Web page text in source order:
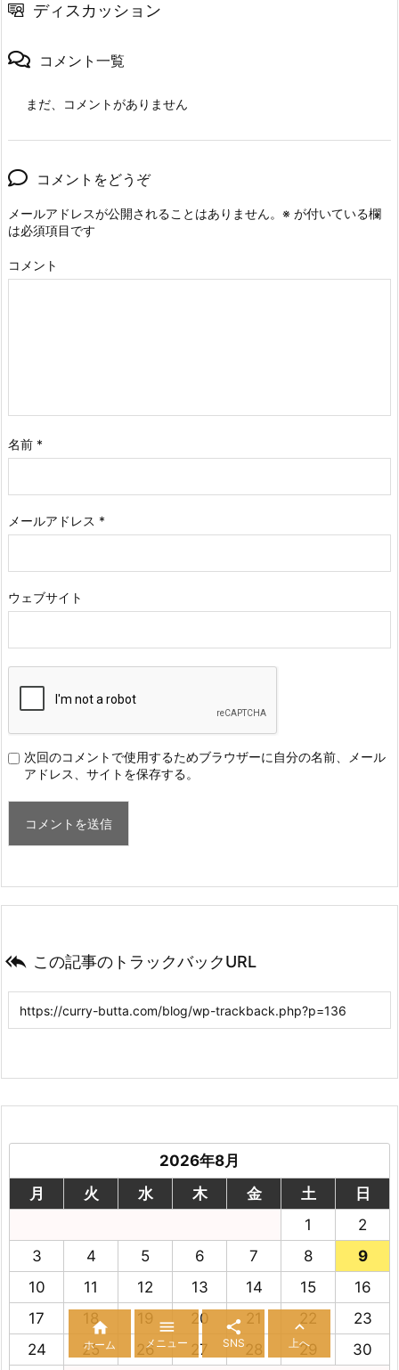
ディスカッション
コメント一覧
まだ、コメントがありません
コメントをどうぞ
メールアドレスが公開されることはありません。 ※ が付いている欄
は必須項目です
コメント
名前 *
メールアドレス *
ウェブサイト
次回のコメントで使用するためブラウザーに自分の名前、メール
アドレス、サイトを保存する。
 この記事のトラックバックURL
2026年8月
月
火 水 木 金 土
日
1
2
3
4 5 6 7 8
9
10
11 12 13 14 15
16
17
18 19 20 21 22
23
24
25 26 27 28 29 30

ホーム

メニュー

SNS

上へ